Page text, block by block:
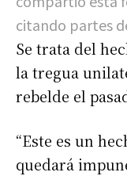
citando partes
Se trata del
la tregua
rebelde el
“Este es un
quedará